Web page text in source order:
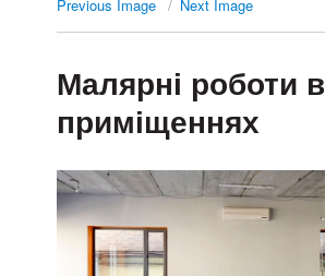
Previous Image Next Image
Малярні роботи в
приміщеннях